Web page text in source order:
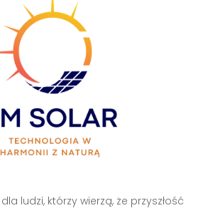
ludzi, którzy wierzą, że przyszłość